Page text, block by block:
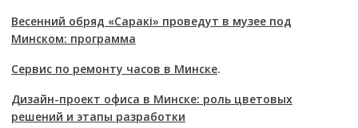
Весенний обряд «Саракі» проведут в музее под
Минском: программа
Сервис по ремонту часов в Минске.
Дизайн-проект офиса в Минске: роль цветовых
решений и этапы разработки